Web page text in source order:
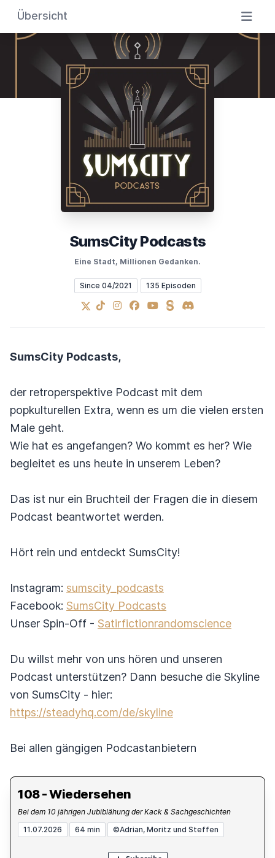
Übersicht
SumsCity Podcasts
Eine Stadt, Millionen Gedanken.
Since 04/2021 135 Episoden
X TikTokInstagram
Facebook
YouTube
SteadyDiscord
SumsCity Podcasts,
der retroperspektive Podcast mit dem
popkulturellen Extra, wenn es um die vielen ersten
Male geht.
Wie hat es angefangen? Wo kommt es her? Wie
begleitet es uns heute in unserem Leben?
Das ist nur ein Bruchteil der Fragen die in diesem
Podcast beantwortet werden.
Hört rein und entdeckt SumsCity!
Instagram: sumscity_podcasts
Facebook: SumsCity Podcasts
Unser Spin-Off - Satirfictionrandomscience
Du willst mehr von uns hören und unseren
Podcast unterstützen? Dann besuche die Skyline
von SumsCity - hier:
https://steadyhq.com/de/skyline
Bei allen gängigen Podcastanbietern
108 - Wiedersehen
Bei dem 10 jährigen Jubiblähung der Kack & Sachgeschichten
11.07.2026
64 min ©Adrian, Moritz und Steffen